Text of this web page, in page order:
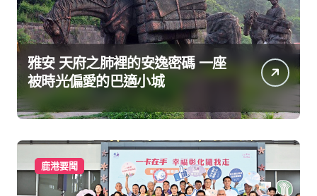
雅安 天府之肺裡的安逸密碼 一座
被時光偏愛的巴適小城
鹿港要聞